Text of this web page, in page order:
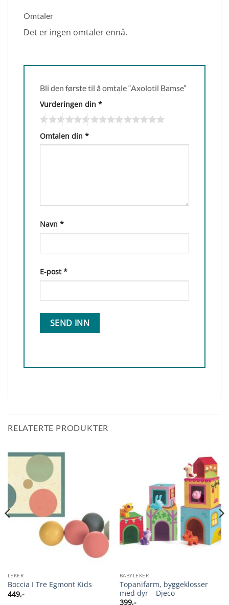
Omtaler
Det er ingen omtaler ennå.
Bli den første til å omtale “Axolotil Bamse”
Vurderingen din *
Omtalen din *
Navn *
E-post*
RELATERTE PRODUKTER
LEKER
Boccia I Tre Egmont Kids
449,-
BABYLEKER
Topanifarm, byggeklosser
med dyr – Djeco
399,-